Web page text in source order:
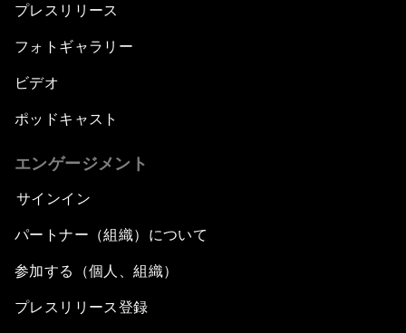
プレスリリース
フォトギャラリー
ビデオ
ポッドキャスト
エンゲージメント
サインイン
パートナー（組織）について
参加する（個人、組織）
プレスリリース登録